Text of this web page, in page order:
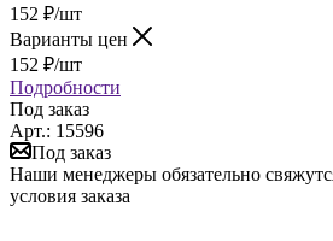
152 ₽/шт
Варианты цен
152 ₽/шт
Подробности
Под заказ
Арт.: 15596
Под заказ
Наши менеджеры обязательно
условия заказа